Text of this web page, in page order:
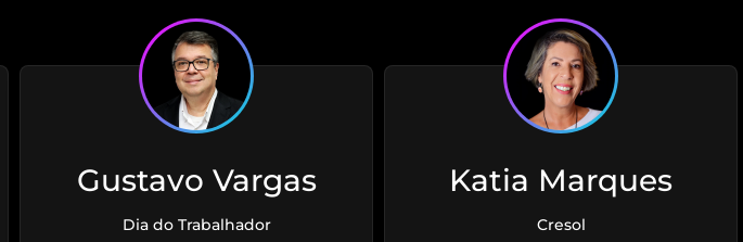
Gustavo Vargas
Dia do Trabalhador
Katia Marques
Cresol